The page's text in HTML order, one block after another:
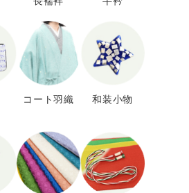
コート羽織 和装小物